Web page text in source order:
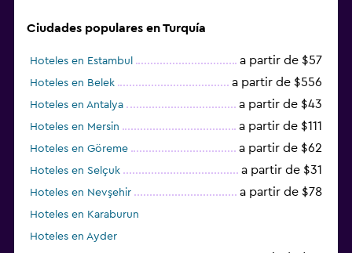
Ciudades populares en Turquía
Hoteles en Estambul a partir de $57
Hoteles en Belek a partir de $556
Hoteles en Antalya a partir de $43
Hoteles en Mersin a partir de $111
Hoteles en Göreme a partir de $62
Hoteles en Selçuk a partir de $31
Hoteles en Nevşehir a partir de $78
Hoteles en Karaburun
Hoteles en Ayder